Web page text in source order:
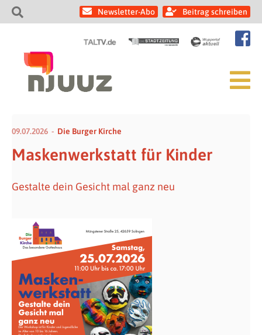
Newsletter-Abo Beitrag schreiben
09.07.2026 Die Burger Kirche
Maskenwerkstatt für Kinder
Gestalte dein Gesicht mal ganz neu